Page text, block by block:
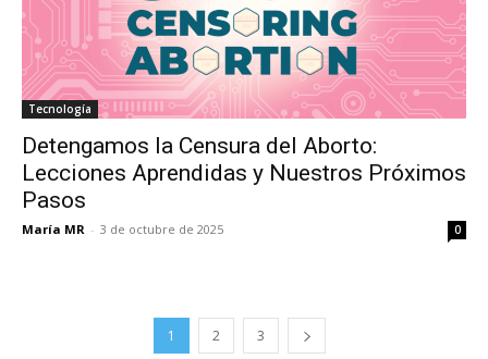
Tecnología
Detengamos la Censura del Aborto:
Lecciones Aprendidas y Nuestros Próximos
Pasos
María MR - 3 de octubre de 2025 0
1 2 3